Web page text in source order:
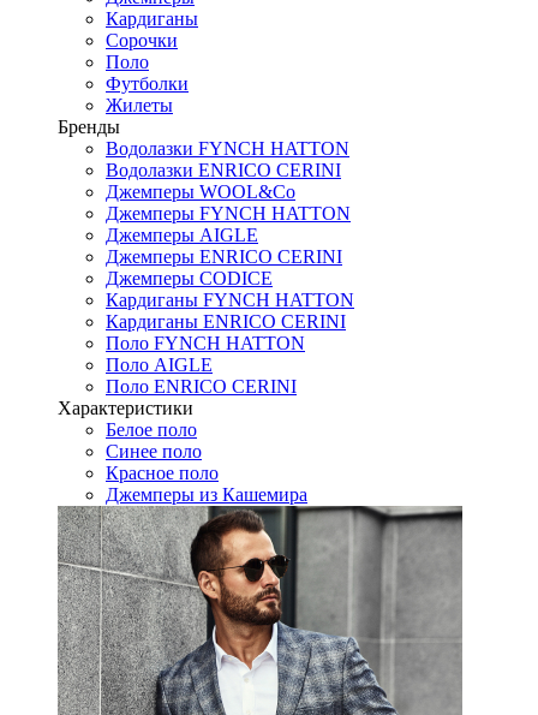
Кардиганы
Сорочки
Поло
Футболки
Жилеты
Бренды
Водолазки FYNCH HATTON
Водолазки ENRICO CERINI
Джемперы WOOL&Co
Джемперы FYNCH HATTON
Джемперы AIGLE
Джемперы ENRICO CERINI
Джемперы CODICE
Кардиганы FYNCH HATTON
Кардиганы ENRICO CERINI
Поло FYNCH HATTON
Поло AIGLE
Поло ENRICO CERINI
Характеристики
Белое поло
Синее поло
Красное поло
Джемперы из Кашемира